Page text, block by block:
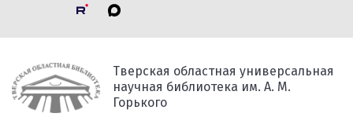
Тверская областная универсальная
научная библиотека им. А. М.
Горького